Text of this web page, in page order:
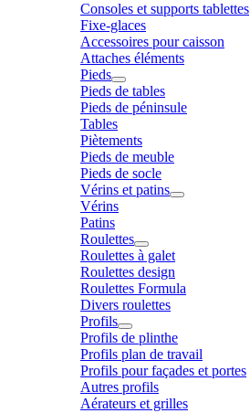
Consoles et supports tablettes
Fixe-glaces
Accessoires pour caisson
Attaches éléments
Pieds
Pieds de tables
Pieds de péninsule
Tables
Piètements
Pieds de meuble
Pieds de socle
Vérins et patins
Vérins
Patins
Roulettes
Roulettes à galet
Roulettes design
Roulettes Formula
Divers roulettes
Profils
Profils de plinthe
Profils plan de travail
Profils pour façades et portes
Autres profils
Aérateurs et grilles